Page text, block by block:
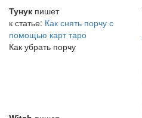
Тунук пишет
к статье: Как снять порчу с
помощью карт таро
Как убрать порчу